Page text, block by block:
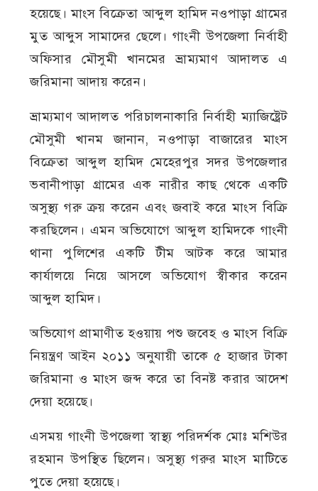
হয়েছে। মাংস বিক্রেতা আব্দুল হামিদ নওপাড়া গ্রামের
মুত আব্দুস সামাদের ছেলে। গাংনী উপজেলা নির্বাহী
অফিসার মৌসুমী খানমের ভ্রাম্যমাণ আদালত এ
জরিমানা আদায় করেন।
ভ্রাম্যমাণ আদালত পরিচালনাকারি নির্বাহী ম্যাজিষ্ট্রেট
মৌসুমী খানম জানান, নওপাড়া বাজারের মাংস
বিক্রেতা আব্দুল হামিদ মেহেরপুর সদর উপজেলার
ভবানীপাড়া গ্রামের এক নারীর কাছ থেকে একটি
অসুস্থ্য গরু ক্রয় করেন এবং জবাই করে মাংস বিক্রি
করছিলেন। এমন অভিযোগে আব্দুল হামিদকে গাংনী
থানা পুলিশের একটি টীম আটক করে আমার
কার্যালয়ে নিয়ে আসলে অভিযোগ স্বীকার করেন
আব্দুল হামিদ।
অভিযোগ প্রামাণীত হওয়ায় পশু জবেহ ও মাংস বিক্রি
নিয়ন্ত্রণ আইন ২০১১ অনুযায়ী তাকে ৫ হাজার টাকা
জরিমানা ও মাংস জব্দ করে তা বিনষ্ট করার আদেশ
দেয়া হয়েছে।
এসময় গাংনী উপজেলা স্বাস্থ্য পরিদর্শক মোঃ মশিউর
রহমান উপস্থিত ছিলেন। অসুস্থ্য গরুর মাংস মাটিতে
পুতে দেয়া হয়েছে।